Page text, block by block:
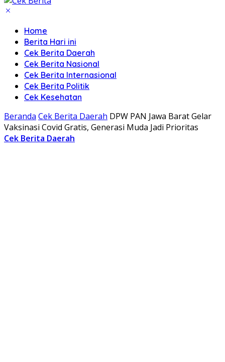
Home
Berita Hari ini
Cek Berita Daerah
Cek Berita Nasional
Cek Berita Internasional
Cek Berita Politik
Cek Kesehatan
Beranda Cek Berita Daerah DPW PAN Jawa Barat Gelar
Vaksinasi Covid Gratis, Generasi Muda Jadi Prioritas
Cek Berita Daerah